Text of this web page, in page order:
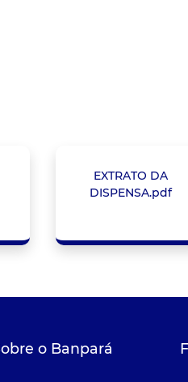
EXTRATO DA
DISPENSA.pdf
o Banpará